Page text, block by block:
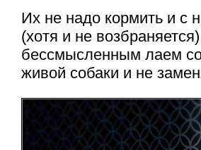
Их не надо кормить и с
(хотя и не
бессмысленным лаем
живой собаки и не